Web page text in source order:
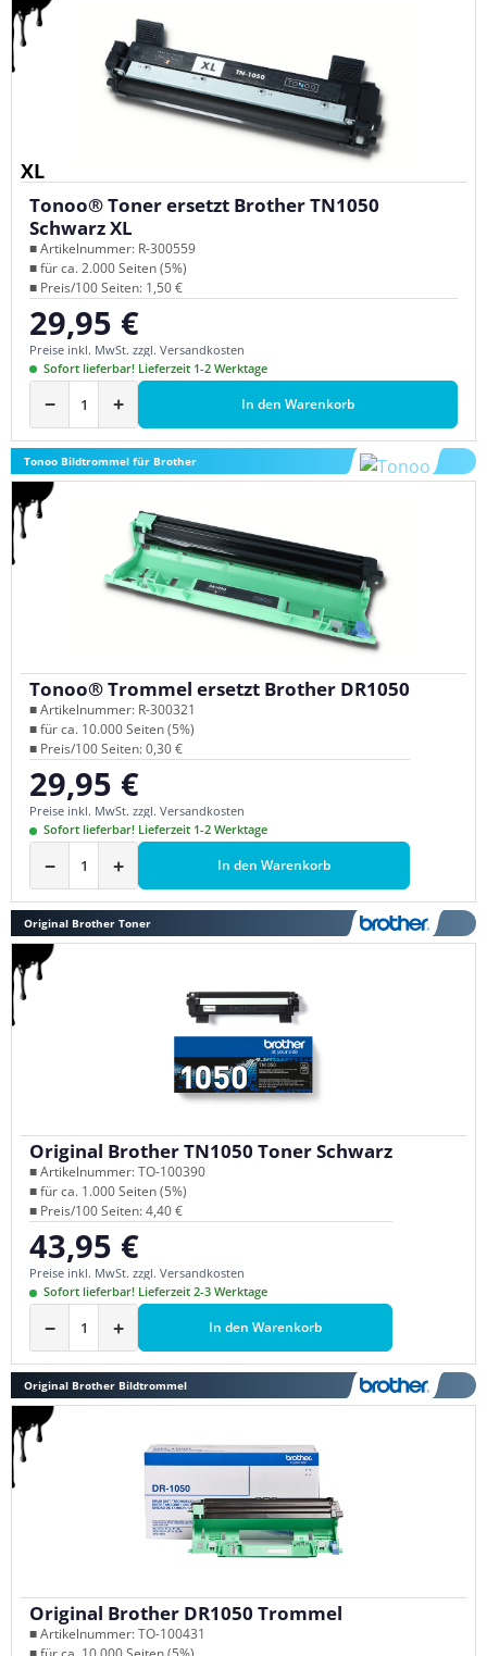
XL
Tonoo® Toner ersetzt Brother TN1050
Schwarz XL
■ Artikelnummer: R-300559
■ für ca. 2.000 Seiten (5%)
■ Preis/100 Seiten: 1,50 €
Regulärer Preis:
29,95 €
Preise inkl. MwSt. zzgl. Versandkosten
Sofort lieferbar! Lieferzeit 1-2 Werktage
− + In den Warenkorb
Tonoo Bildtrommel für Brother
Tonoo® Trommel ersetzt Brother DR1050
■ Artikelnummer: R-300321
■ für ca. 10.000 Seiten (5%)
■ Preis/100 Seiten: 0,30 €
Regulärer Preis:
29,95 €
Preise inkl. MwSt. zzgl. Versandkosten
Sofort lieferbar! Lieferzeit 1-2 Werktage
− + In den Warenkorb
Original Brother Toner
Original Brother TN1050 Toner Schwarz
■ Artikelnummer: TO-100390
■ für ca. 1.000 Seiten (5%)
■ Preis/100 Seiten: 4,40 €
Regulärer Preis:
43,95 €
Preise inkl. MwSt. zzgl. Versandkosten
Sofort lieferbar! Lieferzeit 2-3 Werktage
− + In den Warenkorb
Original Brother Bildtrommel
Original Brother DR1050 Trommel
■ Artikelnummer: TO-100431